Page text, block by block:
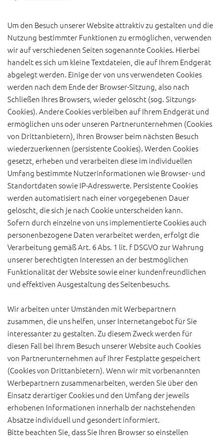
Um den Besuch unserer Website attraktiv zu gestalten und die
Nutzung bestimmter Funktionen zu ermöglichen, verwenden
wir auf verschiedenen Seiten sogenannte Cookies. Hierbei
handelt es sich um kleine Textdateien, die auf Ihrem Endgerät
abgelegt werden. Einige der von uns verwendeten Cookies
werden nach dem Ende der Browser-Sitzung, also nach
Schließen Ihres Browsers, wieder gelöscht (sog. Sitzungs-
Cookies). Andere Cookies verbleiben auf Ihrem Endgerät und
ermöglichen uns oder unseren Partnerunternehmen (Cookies
von Drittanbietern), Ihren Browser beim nächsten Besuch
wiederzuerkennen (persistente Cookies). Werden Cookies
gesetzt, erheben und verarbeiten diese im individuellen
Umfang bestimmte Nutzerinformationen wie Browser- und
Standortdaten sowie IP-Adresswerte. Persistente Cookies
werden automatisiert nach einer vorgegebenen Dauer
gelöscht, die sich je nach Cookie unterscheiden kann.
Sofern durch einzelne von uns implementierte Cookies auch
personenbezogene Daten verarbeitet werden, erfolgt die
Verarbeitung gemäß Art. 6 Abs. 1 lit. f DSGVO zur Wahrung
unserer berechtigten Interessen an der bestmöglichen
Funktionalität der Website sowie einer kundenfreundlichen
und effektiven Ausgestaltung des Seitenbesuchs.
Wir arbeiten unter Umständen mit Werbepartnern
zusammen, die uns helfen, unser Internetangebot für Sie
interessanter zu gestalten. Zu diesem Zweck werden für
diesen Fall bei Ihrem Besuch unserer Website auch Cookies
von Partnerunternehmen auf Ihrer Festplatte gespeichert
(Cookies von Drittanbietern). Wenn wir mit vorbenannten
Werbepartnern zusammenarbeiten, werden Sie über den
Einsatz derartiger Cookies und den Umfang der jeweils
erhobenen Informationen innerhalb der nachstehenden
Absätze individuell und gesondert informiert.
Bitte beachten Sie, dass Sie Ihren Browser so einstellen